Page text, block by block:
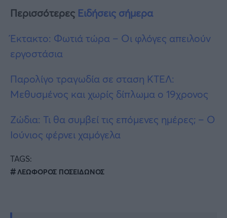
Περισσότερες Ειδήσεις σήμερα
Έκτακτο: Φωτιά τώρα – Οι φλόγες απειλούν
εργοστάσια
Παρολίγο τραγωδία σε σταση ΚΤΕΛ:
Μεθυσμένος και χωρίς δίπλωμα ο 19χρονος
Ζώδια: Τι θα συμβεί τις επόμενες ημέρες; – Ο
Ιούνιος φέρνει χαμόγελα
TAGS:
ΛΕΩΦΟΡΟΣ ΠΟΣΕΙΔΩΝΟΣ